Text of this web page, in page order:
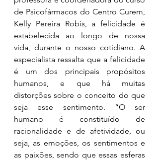
de Psicofármacos do Centro Curem,
Kelly Pereira Robis, a felicidade é
estabelecida ao longo de nossa
vida, durante o nosso cotidiano. A
especialista ressalta que a felicidade
é um dos principais propósitos
humanos, e que há muitas
distorções sobre o conceito do que
seja esse sentimento. “O ser
humano é constituído de
racionalidade e de afetividade, ou
seja, as emoções, os sentimentos e
as paixões, sendo que essas esferas